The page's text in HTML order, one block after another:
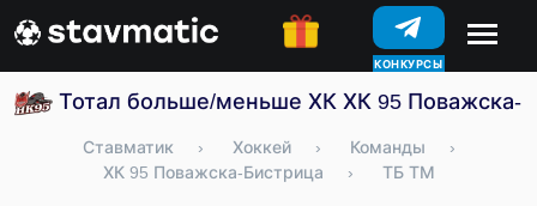
КОНКУРСЫ
Тотал больше/меньше ХК ХК 95 Поважска-
Ставматик › Хоккей › Команды
›
ХК 95 Поважска-Бистрица
› ТБ ТМ